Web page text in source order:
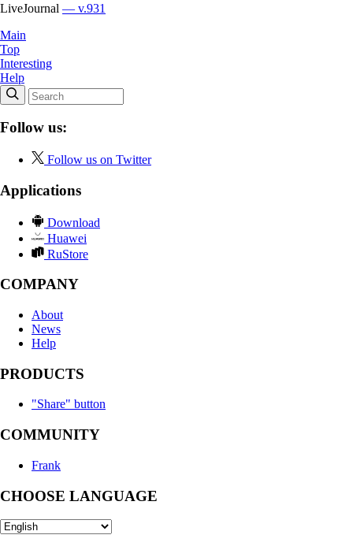
LiveJournal — v.931
Main
Top
Interesting
Help
Follow us:
Follow us on Twitter
Applications
Download
Huawei
RuStore
COMPANY
About
News
Help
PRODUCTS
"Share" button
COMMUNITY
Frank
CHOOSE LANGUAGE